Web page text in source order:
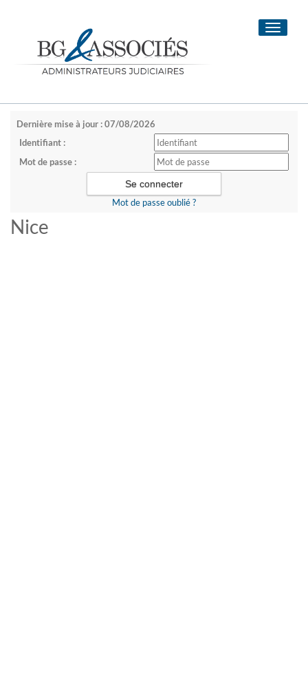
Toggle
Dernière mise à jour : 07/08/2026
Identifiant :
Mot de passe :
Mot de passe oublié ?
Nice